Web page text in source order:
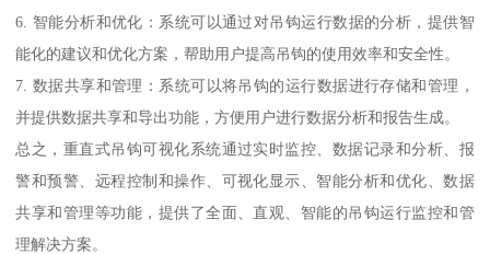
6. 智能分析和优化：系统可以通过对吊钩运行数据的分析，提供智
能化的建议和优化方案，帮助用户提高吊钩的使用效率和安全性。
7. 数据共享和管理：系统可以将吊钩的运行数据进行存储和管理，
并提供数据共享和导出功能，方便用户进行数据分析和报告生成。
总之，重直式吊钩可视化系统通过实时监控、数据记录和分析、报
警和预警、远程控制和操作、可视化显示、智能分析和优化、数据
共享和管理等功能，提供了全面、直观、智能的吊钩运行监控和管
理解决方案。